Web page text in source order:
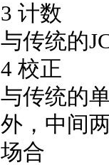
3 计数
与传统的
4 校正
与传统的
外，中间
场合